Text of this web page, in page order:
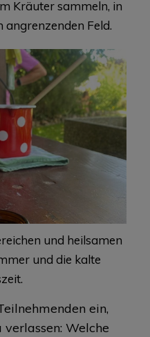
Kräuter sammeln, in
Feld.
und heilsamen
und die kalte
ein,
Welche